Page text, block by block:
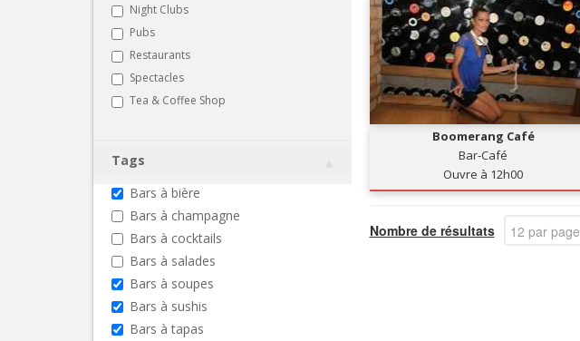
Night Clubs
Pubs
Restaurants
Spectacles
Tea & Coffee Shop
Tags
Bars à bière
Bars à champagne
Bars à cocktails
Bars à salades
Bars à soupes
Bars à sushis
Bars à tapas
Boomerang Café
Bar-Café
Ouvre à 12h00
Nombre de résultats 12 par page